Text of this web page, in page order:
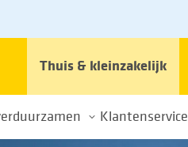
Thuis & kleinzakelijk
Klantenservice